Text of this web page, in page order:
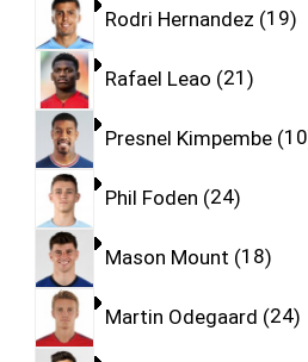
Rodri Hernandez 19
Rafael Leao 21
Presnel Kimpembe 10
Phil Foden 24
Mason Mount 18
Martin Odegaard 24